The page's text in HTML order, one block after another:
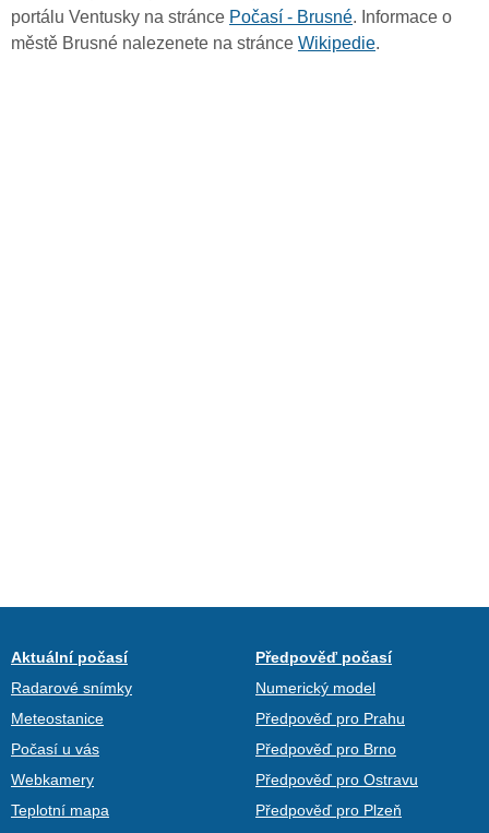
portálu Ventusky na stránce Počasí - Brusné. Informace o
městě Brusné nalezenete na stránce Wikipedie.
Aktuální počasí
Radarové snímky
Meteostanice
Počasí u vás
Webkamery
Teplotní mapa
Předpověď počasí
Numerický model
Předpověď pro Prahu
Předpověď pro Brno
Předpověď pro Ostravu
Předpověď pro Plzeň